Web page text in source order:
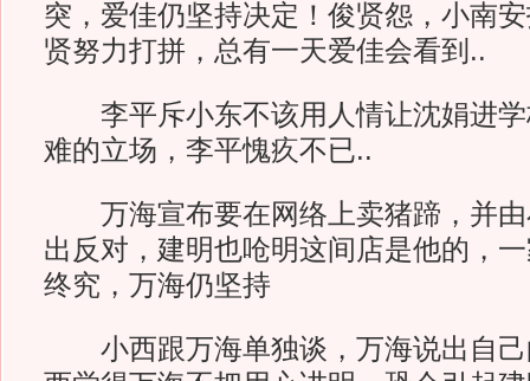
突，爱佳仍坚持决定！俊贤怨，小南
贤努力打拼，总有一天爱佳会看到..
李平斥小东不该用人情让沈娟进学
难的立场，李平愧疚不已..
万海宣布要在网络上卖猪蹄，并由
出反对，建明也呛明这间店是他的，
终究，万海仍坚持
小西跟万海单独谈，万海说出自己